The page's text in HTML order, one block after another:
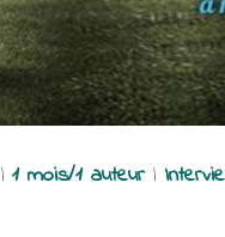
| 1 mois/1 auteur|